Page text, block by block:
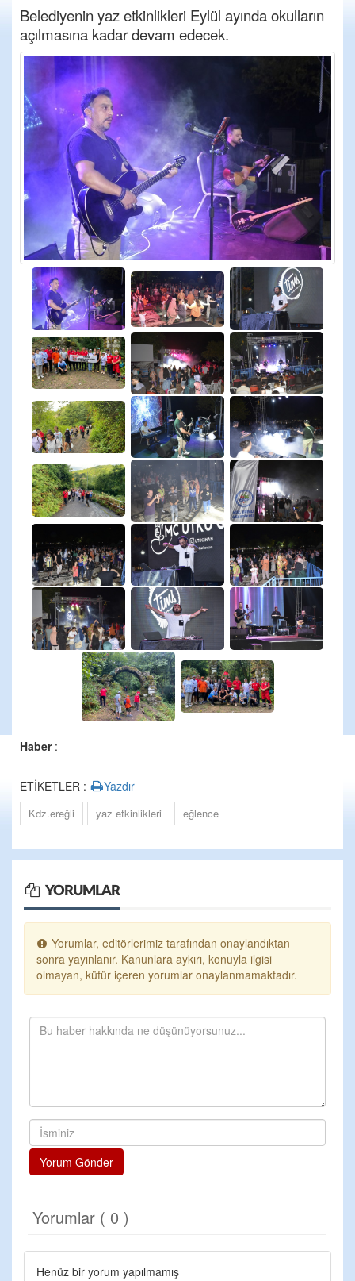
Belediyenin yaz etkinlikleri Eylül ayında okulların
açılmasına kadar devam edecek.
Haber:
ETİKETLER : Yazdır
Kdz.ereğli yaz etkinlikleri eğlence
YORUMLAR
Yorumlar, editörlerimiz tarafından onaylandıktan
sonra yayınlanır. Kanunlara aykırı, konuyla ilgisi
olmayan, küfür içeren yorumlar onaylanmamaktadır.
Yorum Gönder
Yorumlar ( 0 )
Henüz bir yorum yapılmamış